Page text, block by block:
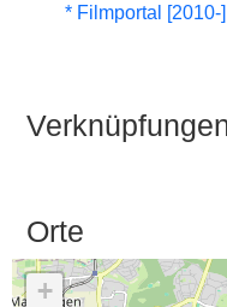
* Filmportal [2010-]
Orte
+